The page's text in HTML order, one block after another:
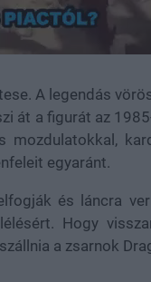
A legendás
át a figurát az
egyaránt.
és láncra
Hogy
a zsarnok